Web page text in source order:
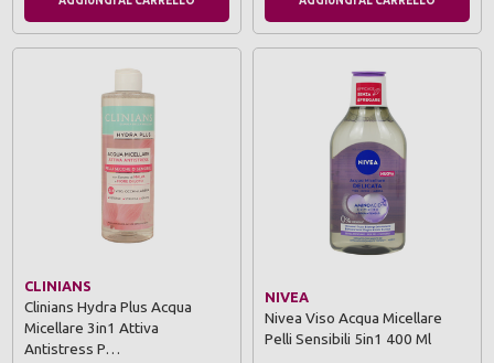
CLINIANS
Clinians Hydra Plus Acqua
Micellare 3in1 Attiva
Antistress P…
NIVEA
Nivea Viso Acqua Micellare
Pelli Sensibili 5in1 400 Ml